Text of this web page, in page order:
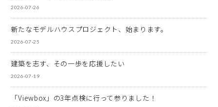
2026-07-26
新たなモデルハウスプロジェクト、始まります。
2026-07-25
建築を志す、その一歩を応援したい
2026-07-19
「Viewbox」の3年点検に行って参りました！